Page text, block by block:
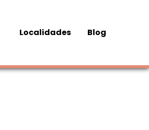
Localidades Blog